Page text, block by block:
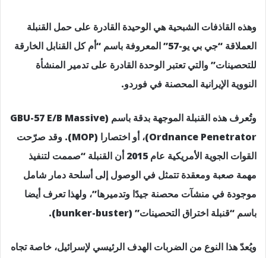
وهذه القاذفات الشبحية هي الوحيدة القادرة على حمل القنبلة
العملاقة “جي بي يو-57” المعروفة باسم “أم كل القنابل الخارقة
للتحصينات” والتي تعتبر الوحدة القادرة على تدمير المنشأة
النووية الإيرانية المحصنة في فوردو.
وتُعرف هذه القنبلة الموجهة بدقة باسم (GBU-57 E/B Massive
Ordnance Penetrator)، أو اختصارا (MOP). وقد صرّحت
القوات الجوية الأمريكية عام 2015 أن القنبلة “صممت لتنفيذ
مهمة صعبة ومعقدة تتمثل في الوصول إلى أسلحة دمار شامل
موجودة في منشآت محصنة جيدًا وتدميرها”، ولهذا تعرف أيضا
باسم “قنبلة اختراق التحصينات” (bunker-buster).
ويُعدّ هذا النوع من الضربات الهدف الرئيسي لإسرائيل، خاصة تجاه